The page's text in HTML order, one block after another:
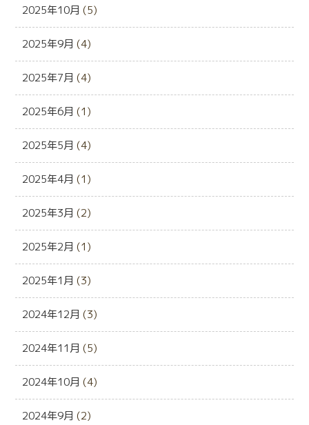
2025年10月 (5)
2025年9月 (4)
2025年7月 (4)
2025年6月 (1)
2025年5月 (4)
2025年4月 (1)
2025年3月 (2)
2025年2月 (1)
2025年1月 (3)
2024年12月 (3)
2024年11月 (5)
2024年10月 (4)
2024年9月 (2)